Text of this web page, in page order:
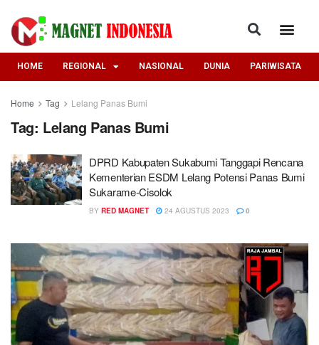
HOME REGIONAL NASIONAL DUNIA PARIWISATA
Home Tag Lelang Panas Bumi
Tag: Lelang Panas Bumi
DPRD Kabupaten Sukabumi Tanggapi Rencana
Kementerian ESDM Lelang Potensi Panas Bumi
Sukarame-Cisolok
BY RED MAGNET 24 AGUSTUS 2023 0